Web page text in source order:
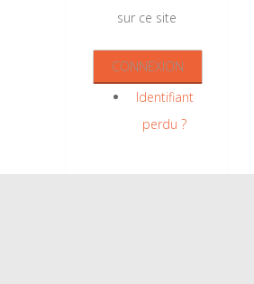
sur ce site
Identifiant
perdu ?